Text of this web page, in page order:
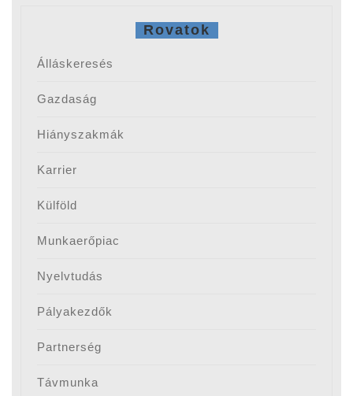
Rovatok
Álláskeresés
Gazdaság
Hiányszakmák
Karrier
Külföld
Munkaerőpiac
Nyelvtudás
Pályakezdők
Partnerség
Távmunka